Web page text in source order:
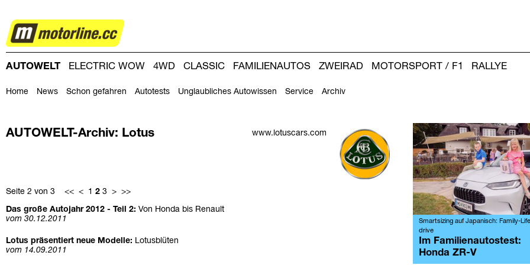
AUTOWELT
AUTOWELT
Home News Schon gefahren Autotests Unglaubliches Autowissen Service Archiv
ELECTRIC WOW 4WD CLASSIC FAMILIENAUTOS ZWEIRAD MOTORSPORT / F1
RALLYE
www.lotuscars.com
AUTOWELT-Archiv: Lotus
Seite 2 von 3 << < 1 2 3 > >>
Das große Autojahr 2012 - Teil 2: Von Honda bis Renault
vom 30.12.2011
Lotus präsentiert neue Modelle: Lotusblüten
vom 14.09.2011
Weitere
Artikel:
Smartsizing auf Japanisch: Family-
drive
Im Familienautostest:
Honda ZR-V